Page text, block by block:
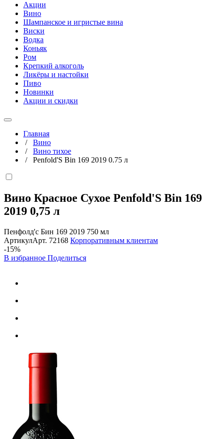
Акции
Вино
Шампанское и игристые вина
Виски
Водка
Коньяк
Ром
Крепкий алкоголь
Ликёры и настойки
Пиво
Новинки
Акции и скидки
Главная
/ Вино
/ Вино тихое
/ Penfold'S Bin 169 2019 0.75 л
Вино Красное Сухое Penfold'S Bin 169
2019 0,75 л
Пенфолд'с Бин 169 2019 750 мл
АртикулАрт. 72168 Корпоративным клиентам
-15%
В избранное Поделиться